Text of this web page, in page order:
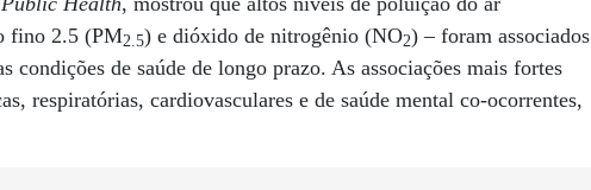
fino 2.5 (PM2.5) e dióxido de nitrogênio (NO2) – foram associados
condições de saúde de longo prazo. As associações mais fortes
respiratórias, cardiovasculares e de saúde mental co-ocorrentes,